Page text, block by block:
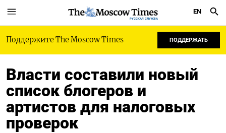
РУССКАЯ СЛУЖБА
EN
Поддержите The Moscow Times ПОДДЕРЖАТЬ
Власти составили новый
список блогеров и
артистов для налоговых
проверок